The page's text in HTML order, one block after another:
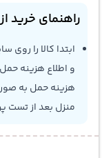
راهنمای خرید
ابتدا کالا را
و اطلاع هزینه
هزینه حمل به
منزل بعد از تست